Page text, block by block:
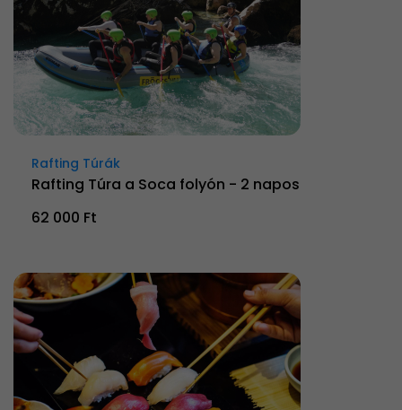
Rafting Túrák
Rafting Túra a Soca folyón - 2 napos
62 000 Ft